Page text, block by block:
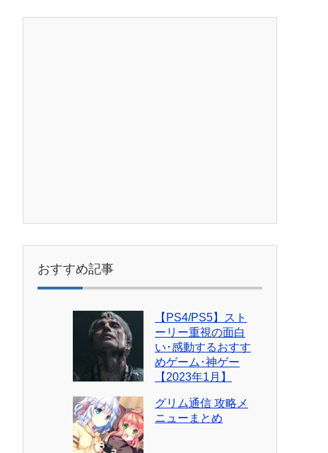
おすすめ記事
【PS4/PS5】スト
ーリー重視の面白
い･感動するおすす
めゲーム･神ゲー
【2023年1月】
グリム通信 攻略メ
ニューまとめ